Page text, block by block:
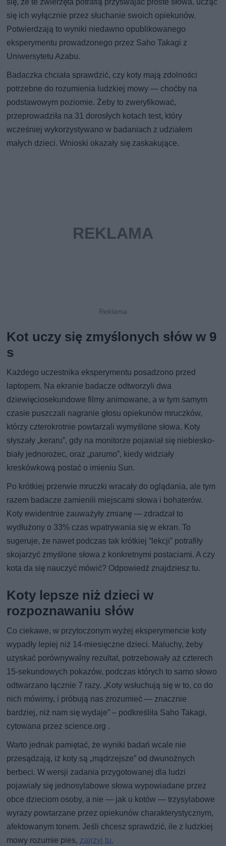
się ich wyłącznie przez słuchanie swoich opiekunów.
Potwierdzają to wyniki niedawno opublikowanego
eksperymentu prowadzonego przez Saho Takagi z
Uniwersytetu Azabu.
Badaczka chciała sprawdzić, czy koty mają zdolności
potrzebne do rozumienia ludzkiej mowy — choćby na
podstawowym poziomie. Żeby to zweryfikować,
przeprowadziła na 31 dorosłych kotach test, który
wcześniej wykorzystywano w badaniach z udziałem
małych dzieci. Wnioski okazały się zaskakujące.
Kot uczy się zmyślonych słów w 9
s
Każdego uczestnika eksperymentu posadzono przed
laptopem. Na ekranie badacze odtworzyli dwa
dziewięciosekundowe filmy animowane, a w tym samym
czasie puszczali nagranie głosu opiekunów mruczków,
którzy czterokrotnie powtarzali wymyślone słowa. Koty
słyszały „keraru”, gdy na monitorze pojawiał się niebiesko-
biały jednorożec, oraz „parumo”, kiedy widziały
kreskówkową postać o imieniu Sun.
Po krótkiej przerwie mruczki wracały do oglądania, ale tym
razem badacze zamienili miejscami słowa i bohaterów.
Koty ewidentnie zauważyły zmianę — zdradzał to
wydłużony o 33% czas wpatrywania się w ekran. To
sugeruje, że nawet podczas tak krótkiej “lekcji” potrafiły
skojarzyć zmyślone słowa z konkretnymi postaciami. A czy
kota da się nauczyć mówić? Odpowiedź znajdziesz tu.
Koty lepsze niż dzieci w
rozpoznawaniu słów
Co ciekawe, w przytoczonym wyżej eksperymencie koty
wypadły lepiej niż 14-miesięczne dzieci. Maluchy, żeby
uzyskać porównywalny rezultat, potrzebowały aż czterech
15-sekundowych pokazów, podczas których to samo słowo
odtwarzano łącznie 7 razy. „Koty wsłuchują się w to, co do
nich mówimy, i próbują nas zrozumieć — znacznie
bardziej, niż nam się wydaje” – podkreśliła Saho Takagi,
cytowana przez science.org .
Warto jednak pamiętać, że wyniki badań wcale nie
przesądzają, iż koty są „mądrzejsze” od dwunożnych
berbeci. W wersji zadania przygotowanej dla ludzi
pojawiały się jednosylabowe słowa wypowiadane przez
obce dzieciom osoby, a nie — jak u kotów — trzysylabowe
wyrazy powtarzane przez opiekunów charakterystycznym,
afektowanym tonem. Jeśli chcesz sprawdzić, ile z ludzkiej
mowy rozumie pies, zajrzyj tu.